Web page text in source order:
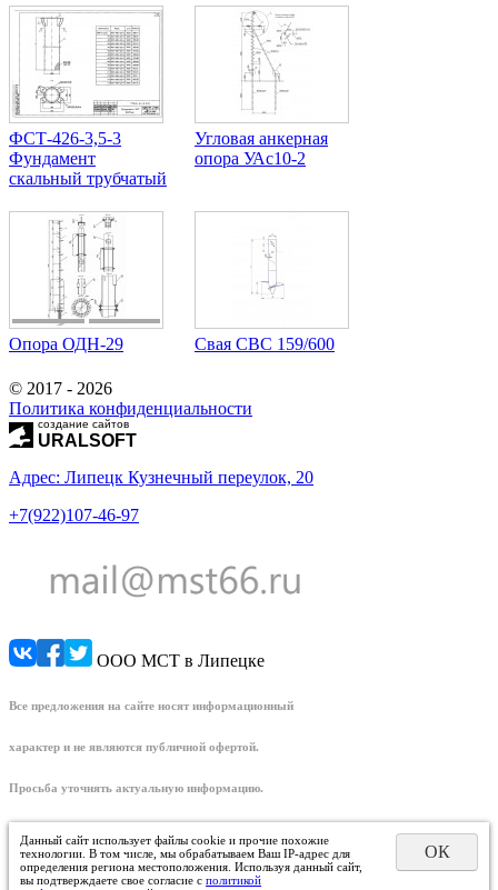
ФСТ-426-3,5-3
Фундамент
скальный трубчатый
Угловая анкерная
опора УАс10-2
Опора ОДН-29 Свая СВС 159/600
© 2017 - 2026
Политика конфиденциальности
создание сайтов
URALSOFT
Адрес: Липецк Кузнечный переулок, 20
+7(922)107-46-97
ООО МСТ в Липецке
Все предложения на сайте носят информационный
характер и не являются публичной офертой.
Просьба уточнять актуальную информацию.
Данный сайт использует файлы cookie и прочие похожие
технологии. В том числе, мы обрабатываем Ваш IP-адрес для
определения региона местоположения. Используя данный сайт,
вы подтверждаете свое согласие с политикой
ОК